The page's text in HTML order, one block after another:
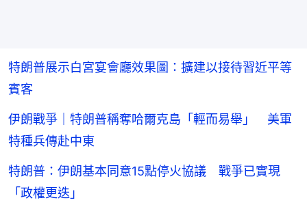
特朗普展示白宮宴會廳效果圖：擴建以接待習近平等
賓客
伊朗戰爭｜特朗普稱奪哈爾克島「輕而易舉」 美軍
特種兵傳赴中東
特朗普：伊朗基本同意15點停火協議 戰爭已實現
「政權更迭」